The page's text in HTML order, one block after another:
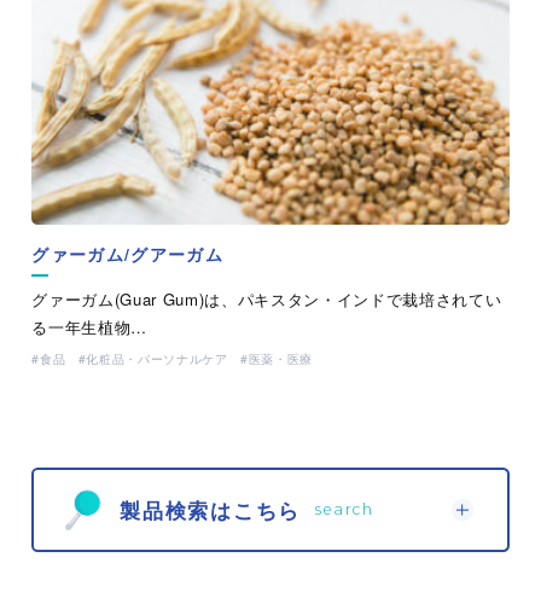
グァーガム/グアーガム
グァーガム(Guar Gum)は、パキスタン・インドで栽培されてい
る一年生植物…
食品 化粧品・パーソナルケア 医薬・医療
製品検索はこちら search